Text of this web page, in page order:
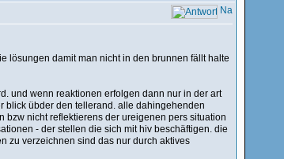
lösungen damit man nicht in den brunnen fällt halte
und wenn reaktionen erfolgen dann nur in der art
blick übder den tellerand. alle dahingehenden
bzw nicht reflektierens der ureigenen pers situation
- der stellen die sich mit hiv beschäftigen. die
zu verzeichnen sind das nur durch aktives